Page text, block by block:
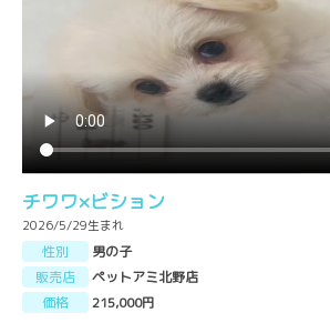
チワワ×ビション
2026/5/29生まれ
性別
男の子
販売店
ペットアミ北野店
価格
215,000円